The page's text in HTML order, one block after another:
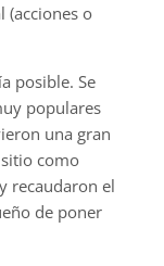
(acciones o
posible. Se
populares
una gran
como
recaudaron el
de poner